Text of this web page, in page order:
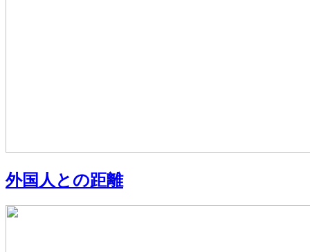
外国人との距離